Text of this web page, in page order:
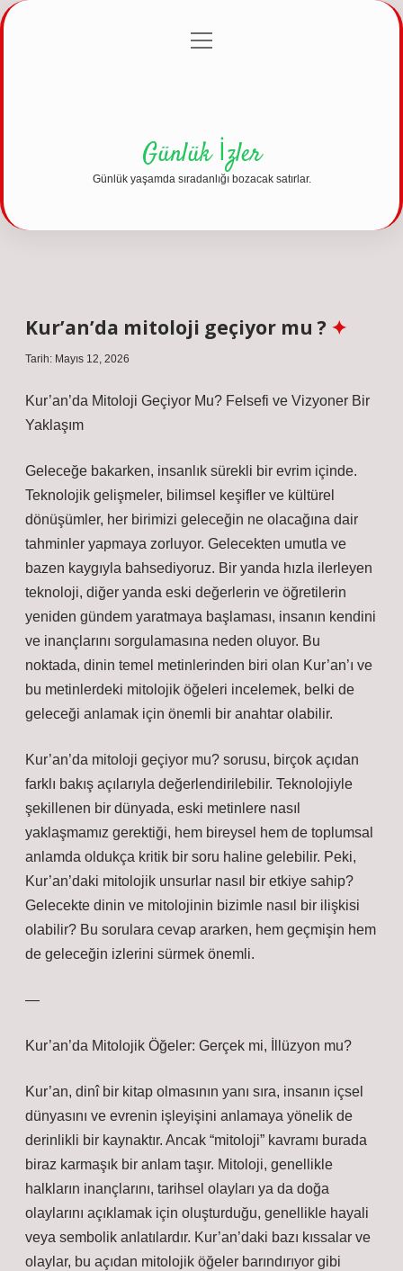
Gizlilik Politikası
menüyü
Günlük İzler
Günlük yaşamda sıradanlığı bozacak satırlar.
Kur’an’da mitoloji geçiyor mu ?
Tarih: Mayıs 12, 2026
Kur’an’da Mitoloji Geçiyor Mu? Felsefi ve Vizyoner Bir
Yaklaşım
Geleceğe bakarken, insanlık sürekli bir evrim içinde.
Teknolojik gelişmeler, bilimsel keşifler ve kültürel
dönüşümler, her birimizi geleceğin ne olacağına dair
tahminler yapmaya zorluyor. Gelecekten umutla ve
bazen kaygıyla bahsediyoruz. Bir yanda hızla ilerleyen
teknoloji, diğer yanda eski değerlerin ve öğretilerin
yeniden gündem yaratmaya başlaması, insanın kendini
ve inançlarını sorgulamasına neden oluyor. Bu
noktada, dinin temel metinlerinden biri olan Kur’an’ı ve
bu metinlerdeki mitolojik öğeleri incelemek, belki de
geleceği anlamak için önemli bir anahtar olabilir.
Kur’an’da mitoloji geçiyor mu? sorusu, birçok açıdan
farklı bakış açılarıyla değerlendirilebilir. Teknolojiyle
şekillenen bir dünyada, eski metinlere nasıl
yaklaşmamız gerektiği, hem bireysel hem de toplumsal
anlamda oldukça kritik bir soru haline gelebilir. Peki,
Kur’an’daki mitolojik unsurlar nasıl bir etkiye sahip?
Gelecekte dinin ve mitolojinin bizimle nasıl bir ilişkisi
olabilir? Bu sorulara cevap ararken, hem geçmişin hem
de geleceğin izlerini sürmek önemli.
—
Kur’an’da Mitolojik Öğeler: Gerçek mi, İllüzyon mu?
Kur’an, dinî bir kitap olmasının yanı sıra, insanın içsel
dünyasını ve evrenin işleyişini anlamaya yönelik de
derinlikli bir kaynaktır. Ancak “mitoloji” kavramı burada
biraz karmaşık bir anlam taşır. Mitoloji, genellikle
halkların inançlarını, tarihsel olayları ya da doğa
olaylarını açıklamak için oluşturduğu, genellikle hayali
veya sembolik anlatılardır. Kur’an’daki bazı kıssalar ve
olaylar, bu açıdan mitolojik öğeler barındırıyor gibi